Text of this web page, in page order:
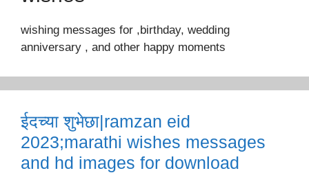
wishing messages for ,birthday, wedding
anniversary , and other happy moments
ईदच्या शुभेछा|ramzan eid
2023;marathi wishes messages
and hd images for download